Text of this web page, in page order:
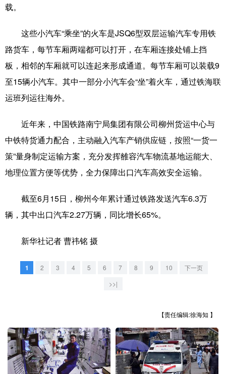
地方频道
北京 天津 河北 山西
辽宁 吉林 上海 江苏
广西
四川 贵州 云南 西藏
陕西 甘肃 青海 宁夏
新疆 内蒙古 黑龙江
多语种频道
载。
这些小汽车“乘坐”的火车是JSQ6型双层运输汽车专用铁
路货车，每节车厢两端都可以打开，在车厢连接处铺上挡
板，相邻的车厢就可以连起来形成通道。每节车厢可以装载9
至15辆小汽车。其中一部分小汽车会“坐”着火车，通过铁海联
运班列运往海外。
近年来，中国铁路南宁局集团有限公司柳州货运中心与
中铁特货通力配合，主动融入汽车产销供应链，按照“一货一
策”量身制定运输方案，充分发挥雒容汽车物流基地运能大、
地理位置方便等优势，全力保障出口汽车高效安全运输。
截至6月15日，柳州今年累计通过铁路发送汽车6.3万
辆，其中出口汽车2.27万辆，同比增长65%。
新华社记者 曹祎铭 摄
1 2 3 4 5 6 7 8 9 10
下一页
>>|
【责任编辑:徐海知 】